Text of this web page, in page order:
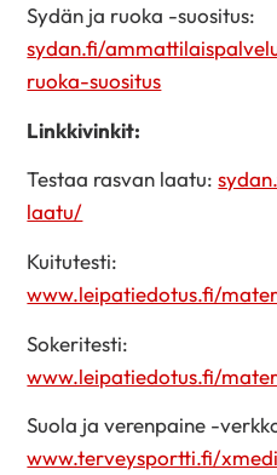
Sydän ja ruoka -suositus:
sydan.fi/
ruoka-suositus
Linkkivinkit:
Testaa rasvan laatu:
laatu/
Kuitutesti:
www.leipatiedotus.fi/
Sokeritesti:
www.leipatiedotus.fi/
Suola ja verenpaine -
www.terveysportti.fi/